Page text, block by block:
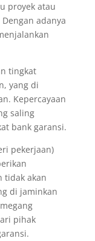
proyek atau
adanya
tingkat
yang di
Kepercayaan
saling
bank garansi.
pekerjaan)
tidak akan
di jaminkan
pihak